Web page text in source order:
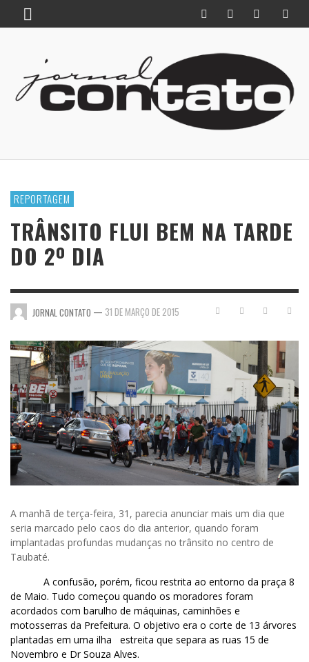
REPORTAGEM
TRÂNSITO FLUI BEM NA TARDE
DO 2º DIA
JORNAL CONTATO — 31 DE MARÇO DE 2015
A manhã de terça-feira, 31, parecia anunciar mais um dia que
seria marcado pelo caos do dia anterior, quando foram
implantadas profundas mudanças no trânsito no centro de
Taubaté.
A confusão, porém, ficou restrita ao entorno da praça 8
de Maio. Tudo começou quando os moradores foram
acordados com barulho de máquinas, caminhões e
motosserras da Prefeitura. O objetivo era o corte de 13 árvores
plantadas em uma ilha
estreita que separa as ruas 15 de
Novembro e Dr Souza Alves.